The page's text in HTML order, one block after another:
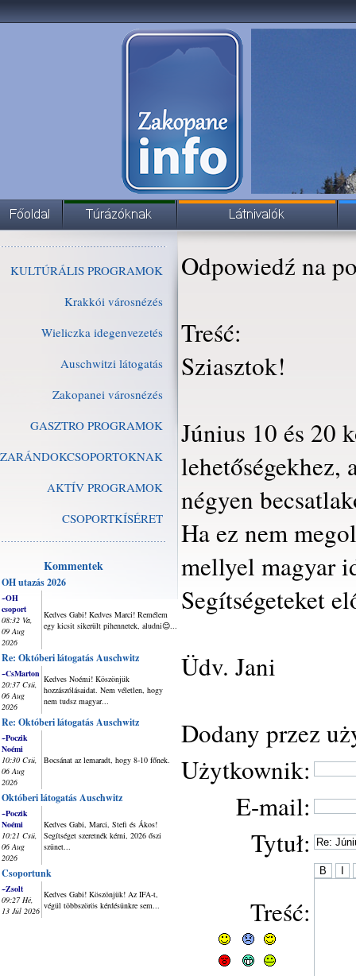
KULTÚRÁLIS PROGRAMOK
Krakkói városnézés
Wieliczka idegenvezetés
Auschwitzi látogatás
Zakopanei városnézés
GASZTRO PROGRAMOK
ZARÁNDOKCSOPORTOKNAK
AKTÍV PROGRAMOK
CSOPORTKÍSÉRET
Kommentek
OH utazás 2026
~OH
csoport
08:32 Va,
09 Aug
2026
Kedves Gabi! Kedves Marci! Remélem
egy kicsit sikerült pihennetek, aludni😊...
Re: Októberi látogatás Auschwitz
~CsMarton
20:37 Csü,
06 Aug
2026
Kedves Noémi! Köszönjük
hozzászólásaidat. Nem véletlen, hogy
nem tudsz magyar...
Re: Októberi látogatás Auschwitz
~Poczik
Noémi
10:30 Csü,
06 Aug
2026
Bocsánat az lemaradt, hogy 8-10 főnek.
Októberi látogatás Auschwitz
~Poczik
Noémi
10:21 Csü,
06 Aug
2026
Kedves Gabi, Marci, Stefi és Ákos!
Segítséget szeretnék kérni, 2026 őszi
szünet...
Csoportunk
~Zsolt
09:27 Hé,
13 Júl 2026
Kedves Gabi! Köszönjük! Az IFA-t,
végül többszörös kérdésünkre sem...
Odpowiedź na
Treść:
Sziasztok!
Június 10 és 20
lehetőségekhez,
négyen
Ha ez nem
mellyel magyar
Segítségeteket
Üdv. Jani
Dodany przez
Użytkownik:
E-mail:
Tytuł:
Treść: